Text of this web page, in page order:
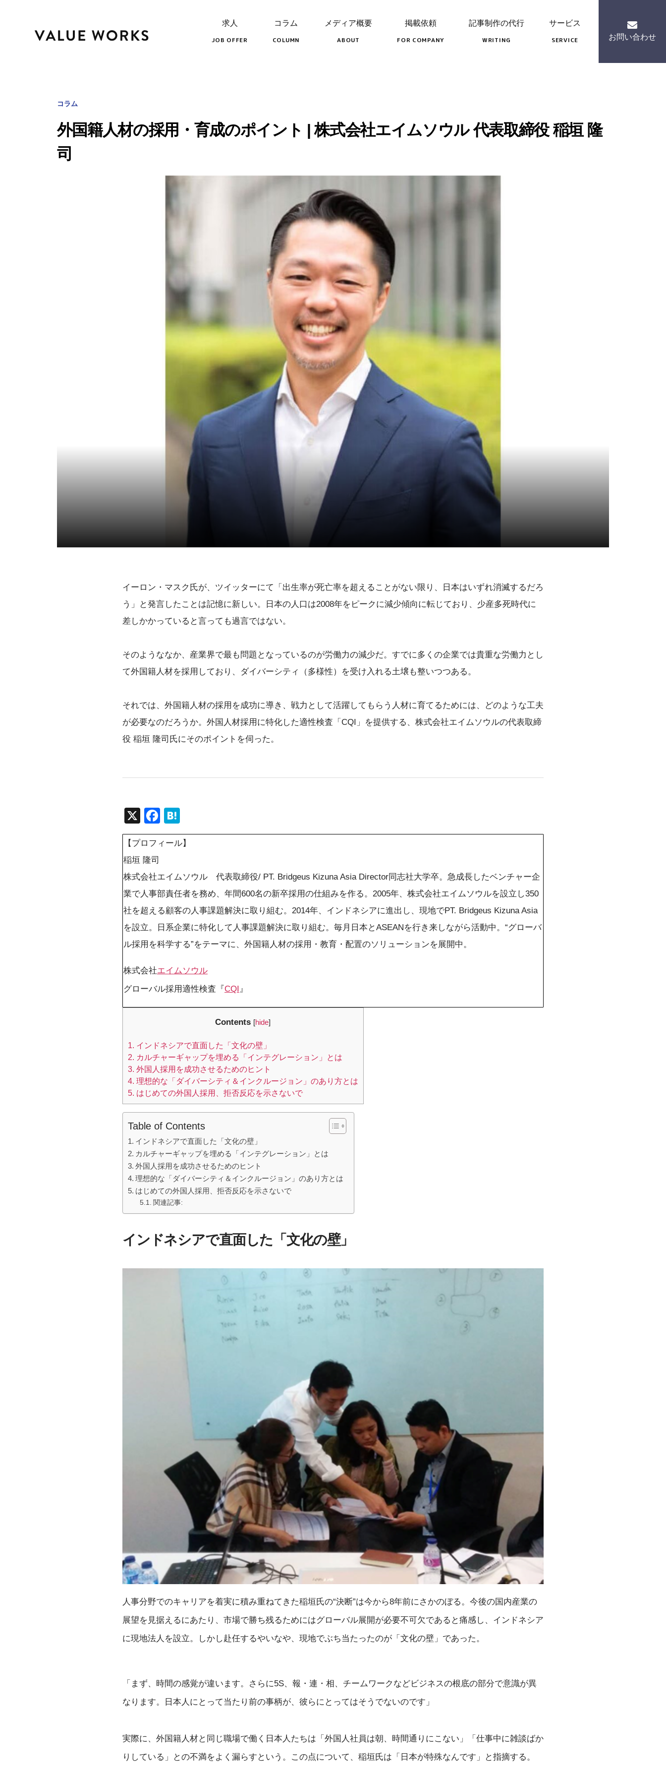
求人
JOB OFFER
コラム
COLUMN
メディア概要
ABOUT
掲載依頼
FOR COMPANY
記事制作の代行
WRITING
サービス
SERVICE
お問い合わせ
コラム
外国籍人材の採用・育成のポイント | 株式会社エイムソウル 代表取締役 稲垣 隆
司
イーロン・マスク氏が、ツイッターにて「出生率が死亡率を超えることがない限り、日本はいずれ消滅するだろ
う」と発言したことは記憶に新しい。日本の人口は2008年をピークに減少傾向に転じており、少産多死時代に
差しかかっていると言っても過言ではない。
そのようななか、産業界で最も問題となっているのが労働力の減少だ。すでに多くの企業では貴重な労働力とし
て外国籍人材を採用しており、ダイバーシティ（多様性）を受け入れる土壌も整いつつある。
それでは、外国籍人材の採用を成功に導き、戦力として活躍してもらう人材に育てるためには、どのような工夫
が必要なのだろうか。外国人材採用に特化した適性検査「CQI」を提供する、株式会社エイムソウルの代表取締
役 稲垣 隆司氏にそのポイントを伺った。
X
F
a
c
b
o
o
k
at
e
a
【プロフィール】
稲垣 隆司
株式会社エイムソウル 代表取締役/ PT. Bridgeus Kizuna Asia Director同志社大学卒。急成長したベンチャー企
業で人事部責任者を務め、年間600名の新卒採用の仕組みを作る。2005年、株式会社エイムソウルを設立し350
社を超える顧客の人事課題解決に取り組む。2014年、インドネシアに進出し、現地でPT. Bridgeus Kizuna Asia
を設立。日系企業に特化して人事課題解決に取り組む。毎月日本とASEANを行き来しながら活動中。“グローバ
ル採用を科学する”をテーマに、外国籍人材の採用・教育・配置のソリューションを展開中。
株式会社エイムソウル
グローバル採用適性検査『CQI』
Contents [hide]
1. インドネシアで直面した「文化の壁」
2. カルチャーギャップを埋める「インテグレーション」とは
3. 外国人採用を成功させるためのヒント
4. 理想的な「ダイバーシティ＆インクルージョン」のあり方とは
5. はじめての外国人採用、拒否反応を示さないで
Table of Contents
インドネシアで直面した「文化の壁」
カルチャーギャップを埋める「インテグレーション」とは
外国人採用を成功させるためのヒント
理想的な「ダイバーシティ＆インクルージョン」のあり方とは
はじめての外国人採用、拒否反応を示さないで
関連記事:
インドネシアで直面した「文化の壁」
人事分野でのキャリアを着実に積み重ねてきた稲垣氏の“決断”は今から8年前にさかのぼる。今後の国内産業の
展望を見据えるにあたり、市場で勝ち残るためにはグローバル展開が必要不可欠であると痛感し、インドネシア
に現地法人を設立。しかし赴任するやいなや、現地でぶち当たったのが「文化の壁」であった。
「まず、時間の感覚が違います。さらに5S、報・連・相、チームワークなどビジネスの根底の部分で意識が異
なります。日本人にとって当たり前の事柄が、彼らにとってはそうでないのです」
実際に、外国籍人材と同じ職場で働く日本人たちは「外国人社員は朝、時間通りにこない」「仕事中に雑談ばか
りしている」との不満をよく漏らすという。この点について、稲垣氏は「日本が特殊なんです」と指摘する。